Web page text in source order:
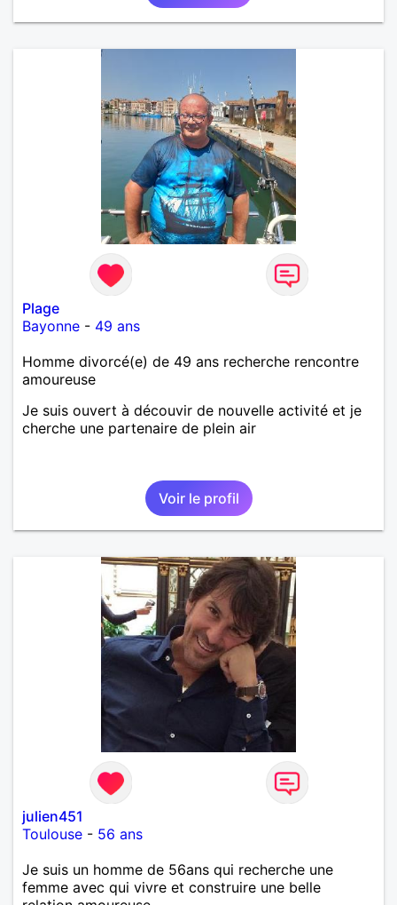
Plage
Bayonne - 49 ans
Homme divorcé(e) de 49 ans recherche rencontre
amoureuse
Je suis ouvert à découvir de nouvelle activité et je
cherche une partenaire de plein air
Voir le profil
julien451
Toulouse - 56 ans
Je suis un homme de 56ans qui recherche une
femme avec qui vivre et construire une belle